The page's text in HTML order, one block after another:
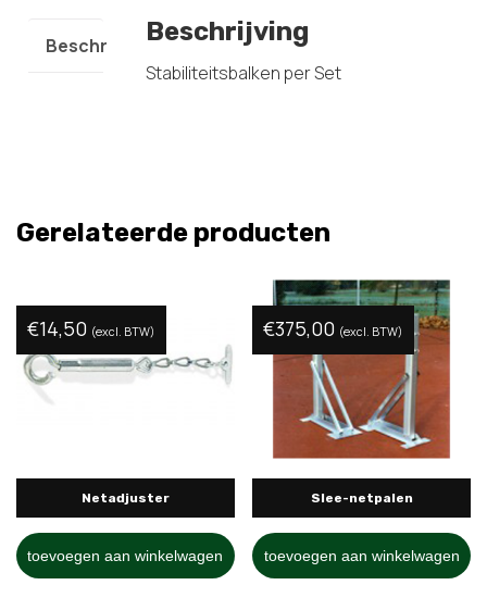
BeschrijvingBeschrijving
Stabiliteitsbalken per Set
Gerelateerde producten
Netadjuster
€14,50 (excl. BTW)
toevoegen aan winkelwagen
Slee-netpalen
€375,00 (excl. BTW)
toevoegen aan winkelwagen